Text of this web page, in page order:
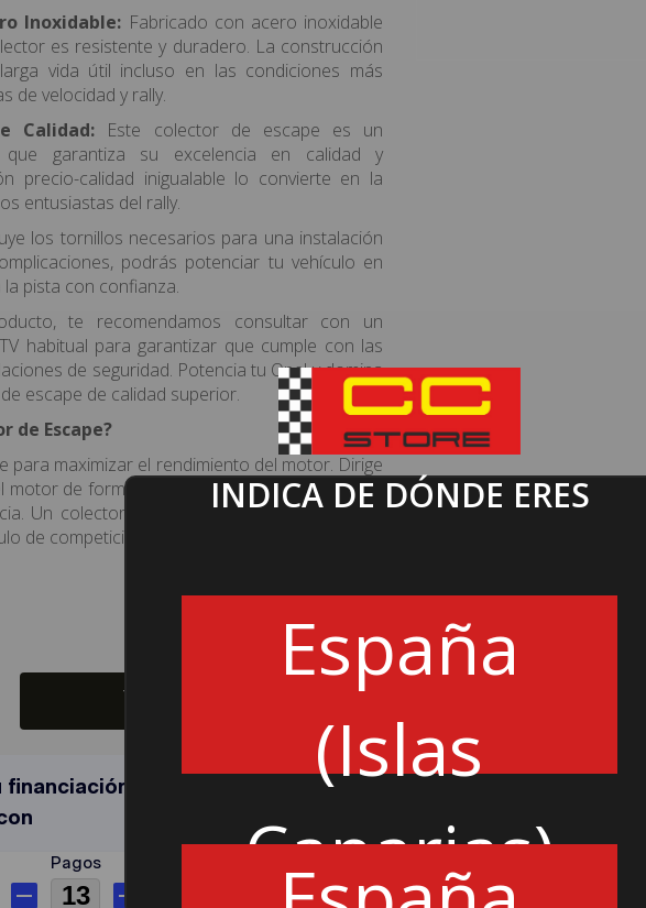
INDICA DE DÓNDE ERES
España
(Islas
Canarias)
Inoxidable: Fabricado con acero inoxidable
es resistente y duradero. La construcción
vida útil incluso en las condiciones más
de velocidad y rally.
Calidad: Este colector de escape es un
garantiza su excelencia en calidad y
precio-calidad inigualable lo convierte en la
entusiastas del rally.
los tornillos necesarios para una instalación
podrás potenciar tu vehículo en
pista con confianza.
te recomendamos consultar con un
habitual para garantizar que cumple con las
de seguridad. Potencia tu Opel y domina
escape de calidad superior.
de Escape?
para maximizar el rendimiento del motor. Dirige
de forma eficiente, mejorando el flujo de
Un colector de calidad como el nuestro es
de competición.